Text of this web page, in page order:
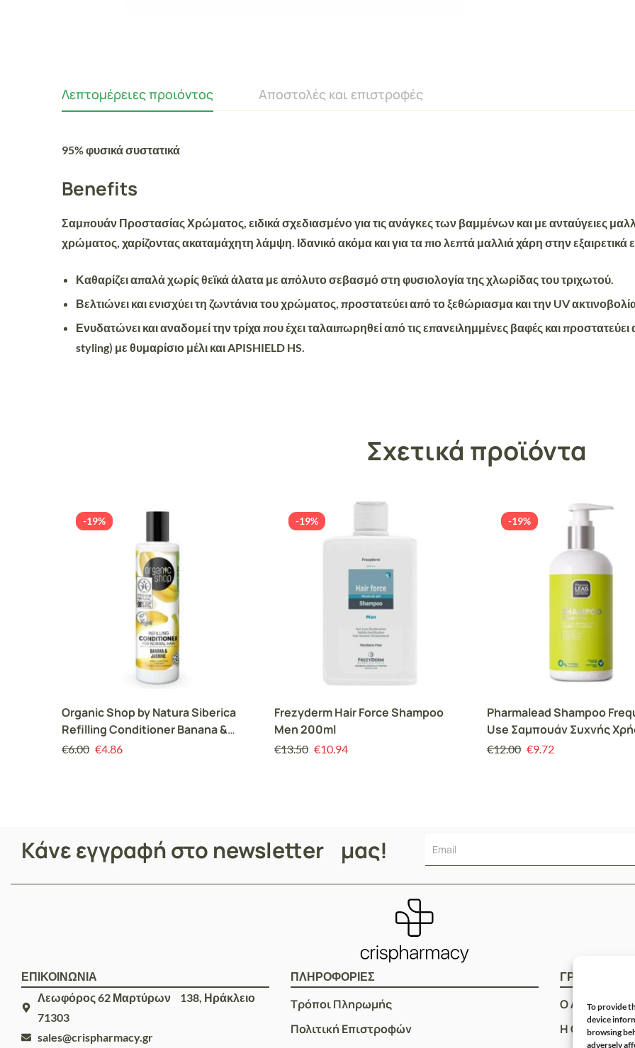
To provide
device
browsing
adversely
Λεπτομέρειες προιόντος Αποστολές και επιστροφές
95% φυσικά συστατικά
Benefits
Σαμπουάν Προστασίας Χρώματος, ειδικά σχεδιασμένο για τις ανάγκες των βαμμένων και με ανταύγειες
χρώματος, χαρίζοντας ακαταμάχητη λάμψη. Ιδανικό ακόμα και για τα πιο λεπτά μαλλιά χάρη στην
Καθαρίζει απαλά χωρίς θεϊκά άλατα με απόλυτο σεβασμό στη φυσιολογία της χλωρίδας του τριχωτού.
Βελτιώνει και ενισχύει τη ζωντάνια του χρώματος, προστατεύει από το ξεθώριασμα και την UV
Ενυδατώνει και αναδομεί την τρίχα που έχει ταλαιπωρηθεί από τις επανειλημμένες βαφές και
styling) με θυμαρίσιο μέλι και APISHIELD HS.
Σχετικά προϊόντα
-19%
Organic Shop by Natura Siberica
Refilling Conditioner Banana &
Jasmine Μαλακτικό Αναπλήρωσης
€6.00 €4.86
-19%
Frezyderm Hair Force Shampoo
Men 200ml
€13.50 €10.94
-19%
Pharmalead Shampoo
Use Σαμπουάν Συχνής
Κάθε Τύπο Μαλλιών, 250ml
€12.00 €9.72
Κάνε εγγραφή στο newsletter μας!
ΕΠΙΚΟΙΝΩΝΙΑ
Λεωφόρος 62 Μαρτύρων 138, Ηράκλειο
71303
sales@crispharmacy.gr
ΠΛΗΡΟΦΟΡΙΕΣ
Τρόποι Πληρωμής
Πολιτική Επιστροφών
ΓΡΗΓΟΡOI
Ο
Η Ομάδα μας